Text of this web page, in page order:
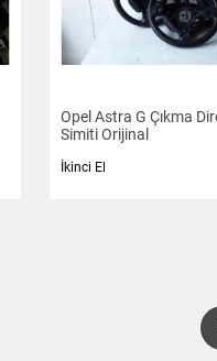
Opel Astra G Çıkma
Simiti Orijinal
İkinci El